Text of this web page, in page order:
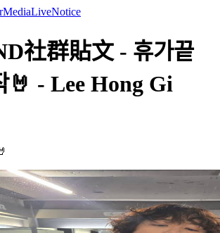
MediaLiveNotice
社群貼文 - 휴가끝
🤘 - Lee Hong Gi